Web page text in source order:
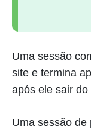
Uma sessão
site e termina
após ele sair do
Uma sessão de